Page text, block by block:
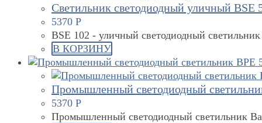
Светильник светодиодный уличный BSE
5370 Р
BSE 102 - уличный светодиодный
В КОРЗИНУ
Промышленный светодиодный
5370 Р
Промышленный светодиодный светильник